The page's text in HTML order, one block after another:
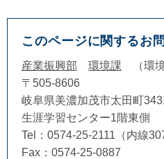
このページに関するお
産業振興部 環境課
環
〒505-8606
岐阜県美濃加茂市太田町
生涯学習センター1階東側
Tel：0574-25-2111（内線
Fax：0574-25-0887